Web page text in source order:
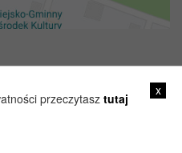
x
przeczytasz tutaj